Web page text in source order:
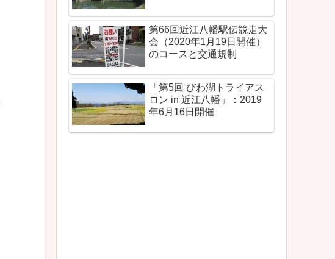
第66回近江八幡駅伝競走大
会（2020年1月19日開催）
のコースと交通規制
「第5回 びわ湖トライアス
ロン in 近江八幡」：2019
年6月16日開催